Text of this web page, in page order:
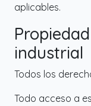
aplicables.
industrial
Todos los
Todo acceso a